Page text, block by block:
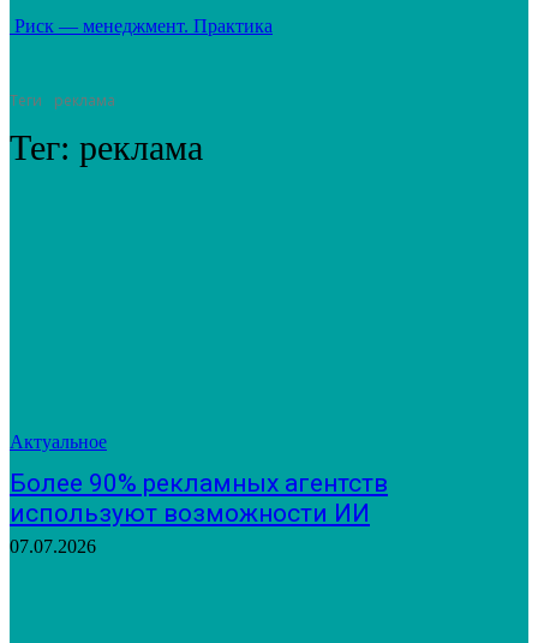
Риск — менеджмент. Практика
Теги реклама
Тег: реклама
Актуальное
Более 90% рекламных агентств
используют возможности ИИ
07.07.2026